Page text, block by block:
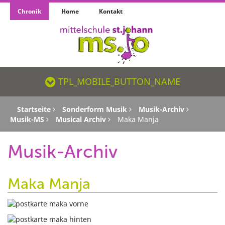
Chronik Home Kontakt
TPL_MOBILE_BUTTON_NAME_SR
TPL_MOBILE_BUTTON_NAME
Startseite Sonderform Musik
Musik-Archiv
Musik-MS
Musical Archiv Maka Manja
Musik-Archiv
Maka Manja